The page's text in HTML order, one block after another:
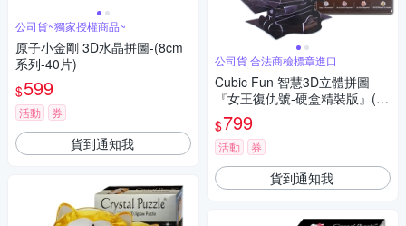
公司貨~獨家授權商品~
原子小金剛 3D水晶拼圖-(8cm
系列-40片)
$599
活動 券
貨到通知我
公司貨 合法商檢標章進口
Cubic Fun 智慧3D立體拼圖
『女王復仇號-硬盒精裝版』(15
5片)
$799
活動 券
貨到通知我